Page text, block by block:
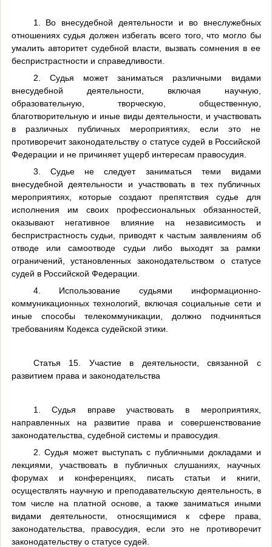
1. Во внесудебной деятельности и во внеслужебных
отношениях судья должен избегать всего того, что могло бы
умалить авторитет судебной власти, вызвать сомнения в ее
беспристрастности и справедливости.
2. Судья может заниматься различными видами
внесудебной деятельности, включая научную,
образовательную, творческую, общественную,
благотворительную и иные виды деятельности, и участвовать
в различных публичных мероприятиях, если это не
противоречит законодательству о статусе судей в Российской
Федерации и не причиняет ущерб интересам правосудия.
3. Судье не следует заниматься теми видами
внесудебной деятельности и участвовать в тех публичных
мероприятиях, которые создают препятствия судье для
исполнения им своих профессиональных обязанностей,
оказывают негативное влияние на независимость и
беспристрастность судьи, приводят к частым заявлениям об
отводе или самоотводе судьи либо выходят за рамки
ограничений, установленных законодательством о статусе
судей в Российской Федерации.
4. Использование судьями информационно-
коммуникационных технологий, включая социальные сети и
иные способы телекоммуникации, должно подчиняться
требованиям Кодекса судейской этики.
Статья 15. Участие в деятельности, связанной с
развитием права и законодательства
1. Судья вправе участвовать в мероприятиях,
направленных на развитие права и совершенствование
законодательства, судебной системы и правосудия.
2. Судья может выступать с публичными докладами и
лекциями, участвовать в публичных слушаниях, научных
форумах и конференциях, писать статьи и книги,
осуществлять научную и преподавательскую деятельность, в
том числе на платной основе, а также заниматься иными
видами деятельности, относящимися к сфере права,
законодательства, правосудия, если это не противоречит
законодательству о статусе судей.